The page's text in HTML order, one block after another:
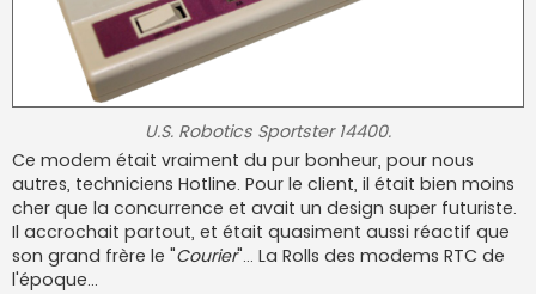
U.S. Robotics Sportster 14400.
Ce modem était vraiment du pur bonheur, pour nous
autres, techniciens Hotline. Pour le client, il était bien moins
cher que la concurrence et avait un design super futuriste.
Il accrochait partout, et était quasiment aussi réactif que
son grand frère le "Courier"... La Rolls des modems RTC de
l'époque...